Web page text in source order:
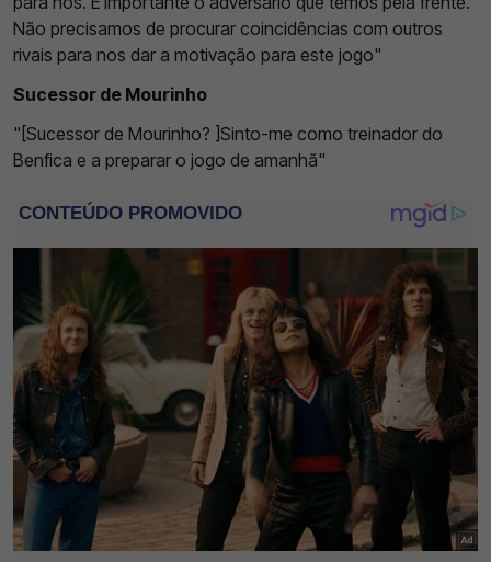
Não precisamos de procurar coincidências com outros
rivais para nos dar a motivação para este jogo"
Sucessor de Mourinho
"[Sucessor de Mourinho? ]Sinto-me como treinador do
Benfica e a preparar o jogo de amanhã"